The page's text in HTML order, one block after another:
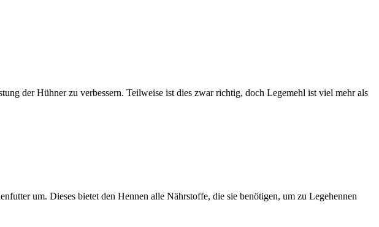
der Hühner zu verbessern. Teilweise ist dies zwar richtig, doch Legemehl ist viel mehr als
um. Dieses bietet den Hennen alle Nährstoffe, die sie benötigen, um zu Legehennen